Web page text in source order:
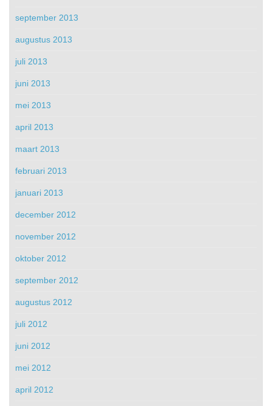
september 2013
augustus 2013
juli 2013
juni 2013
mei 2013
april 2013
maart 2013
februari 2013
januari 2013
december 2012
november 2012
oktober 2012
september 2012
augustus 2012
juli 2012
juni 2012
mei 2012
april 2012